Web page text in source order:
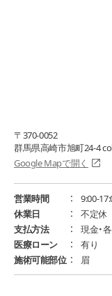
〒370-0052
群⾺県⾼崎市旭町24-4
Google Mapで開く
営業時間
9:00-
休業日
不定休
支払方法
現金・
医療ローン
有り
施術可能部位
眉